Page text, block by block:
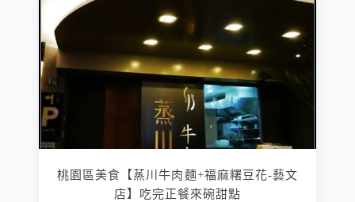
桃園區美食【蒸川牛肉麵+福麻糬豆花-藝文
店】吃完正餐來碗甜點